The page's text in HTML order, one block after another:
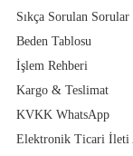
Sıkça Sorulan Sorular
Beden Tablosu
İşlem Rehberi
Kargo & Teslimat
KVKK WhatsApp
Elektronik Ticari İleti